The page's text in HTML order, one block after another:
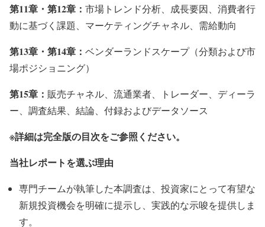
第11章・第12章： 市場トレンド分析、成長要因、消費者行
動に基づく課題、マーケティングチャネル、需給動向
第13章・第14章： ベンダーランドスケープ（分類および市
場ポジショニング）
第15章： 販売チャネル、流通業者、トレーダー、ディーラ
ー、調査結果、結論、付録およびデータソース
※詳細は完全版の目次をご参照ください。
当社レポートを選ぶ理由
専門チームが執筆した本調査は、投資家にとって有望な
新規投資機会を明確に提示し、実践的な示唆を提供しま
す。